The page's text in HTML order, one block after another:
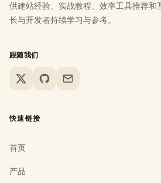
供建站经验、实战教程、效率工具推荐和
长与开发者持续学习与参考。
跟随我们
X GitHubEmail
快速链接
首页
产品